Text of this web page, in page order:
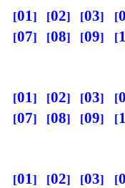
01 02 03
07
08 09
01 02 03
07
08 09
01 02 03